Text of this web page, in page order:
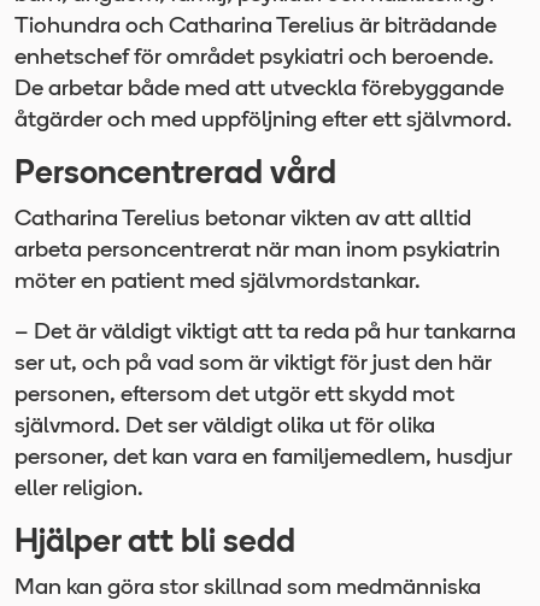
Tiohundra och Catharina Terelius är biträdande
enhetschef för området psykiatri och beroende.
De arbetar både med att utveckla förebyggande
åtgärder och med uppföljning efter ett självmord.
Personcentrerad vård
Catharina Terelius betonar vikten av att alltid
arbeta personcentrerat när man inom psykiatrin
möter en patient med självmordstankar.
– Det är väldigt viktigt att ta reda på hur tankarna
ser ut, och på vad som är viktigt för just den här
personen, eftersom det utgör ett skydd mot
självmord. Det ser väldigt olika ut för olika
personer, det kan vara en familjemedlem, husdjur
eller religion.
Hjälper att bli sedd
Man kan göra stor skillnad som medmänniska